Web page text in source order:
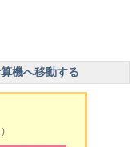
機へ移動する